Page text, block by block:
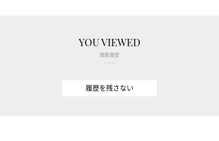
YOU VIEWED
閲覧履歴
履歴を残さない